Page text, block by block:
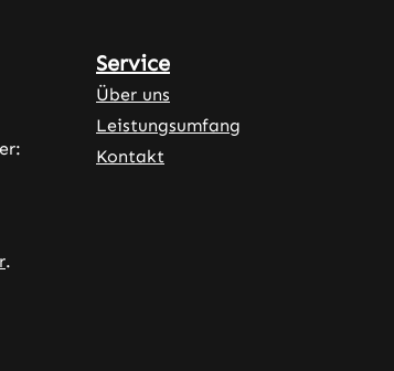
.
in neuem Tab (externer Link)
öffnet in neuem Tab (externer Link)
– öffnet in neuem Tab (externer Link)
in neuem Tab (externer Link)
Service
Über uns
Leistungsumfang
Kontakt